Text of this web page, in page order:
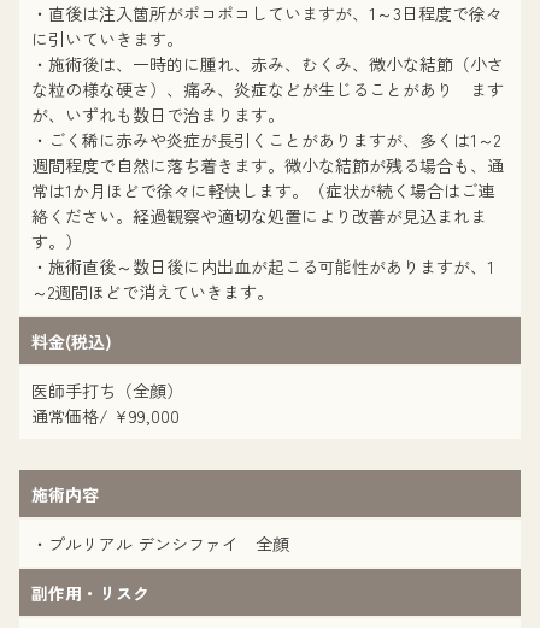
・直後は注入箇所がポコポコしていますが、1～3日程度で徐々
に引いていきます。
・施術後は、一時的に腫れ、赤み、むくみ、微小な結節（小さ
な粒の様な硬さ）、痛み、炎症などが生じることがあり ます
が、いずれも数日で治まります。
・ごく稀に赤みや炎症が長引くことがありますが、多くは1～2
週間程度で自然に落ち着きます。微小な結節が残る場合も、通
常は1か月ほどで徐々に軽快します。（症状が続く場合はご連
絡ください。経過観察や適切な処置により改善が見込まれま
す。）
・施術直後～数日後に内出血が起こる可能性がありますが、1
～2週間ほどで消えていきます。
料金(税込)
医師手打ち（全顔）
通常価格/ ¥99,000
施術内容
・プルリアル デンシファイ 全顔
副作用・リスク